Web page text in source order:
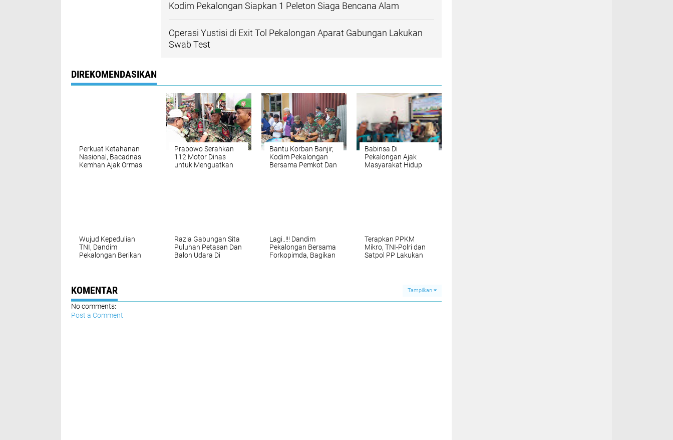
Kodim Pekalongan Siapkan 1 Peleton Siaga Bencana Alam
Operasi Yustisi di Exit Tol Pekalongan Aparat Gabungan Lakukan
Swab Test
DIREKOMENDASIKAN
Perkuat Ketahanan
Nasional, Bacadnas
Kemhan Ajak Ormas
Prabowo Serahkan
112 Motor Dinas
untuk Menguatkan
Bantu Korban Banjir,
Kodim Pekalongan
Bersama Pemkot Dan
Babinsa Di
Pekalongan Ajak
Masyarakat Hidup
Wujud Kepedulian
TNI, Dandim
Pekalongan Berikan
Razia Gabungan Sita
Puluhan Petasan Dan
Balon Udara Di
Lagi..!!! Dandim
Pekalongan Bersama
Forkopimda, Bagikan
Terapkan PPKM
Mikro, TNI-Polri dan
Satpol PP Lakukan
KOMENTAR Tampilkan
No comments:
Post a Comment